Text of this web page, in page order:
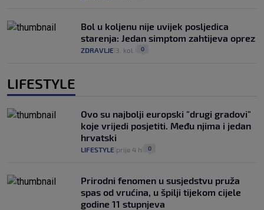
Bol u koljenu nije uvijek posljedica
starenja: Jedan simptom zahtijeva oprez
ZDRAVLJE 3. kol. 0
LIFESTYLE
Ovo su najbolji europski "drugi gradovi"
koje vrijedi posjetiti. Među njima i jedan
hrvatski
LIFESTYLE prije 4 h 0
Prirodni fenomen u susjedstvu pruža
spas od vrućina, u špilji tijekom cijele
godine 11 stupnjeva